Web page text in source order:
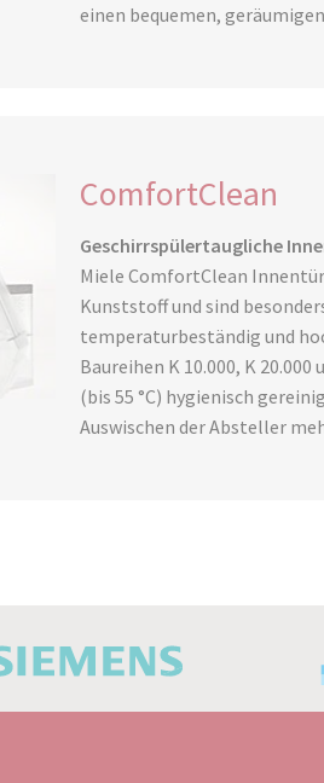
einen bequemen,
ComfortClean
Geschirrspülertaugliche
Miele ComfortClean
Kunststoff und sind
temperaturbeständig und
Baureihen K 10.000, K
(bis 55 °C) hygienisch
Auswischen der Absteller